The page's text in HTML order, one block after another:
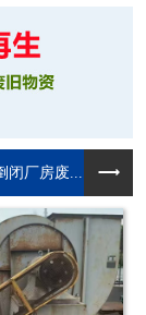
闭厂房废...